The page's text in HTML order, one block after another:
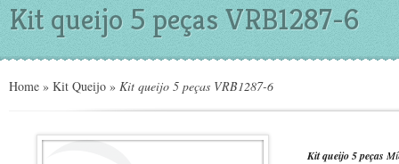
Kit queijo 5 peças VRB1287-6
Home » Kit Queijo » Kit queijo 5 peças VRB1287-6
Kit queijo 5 peças